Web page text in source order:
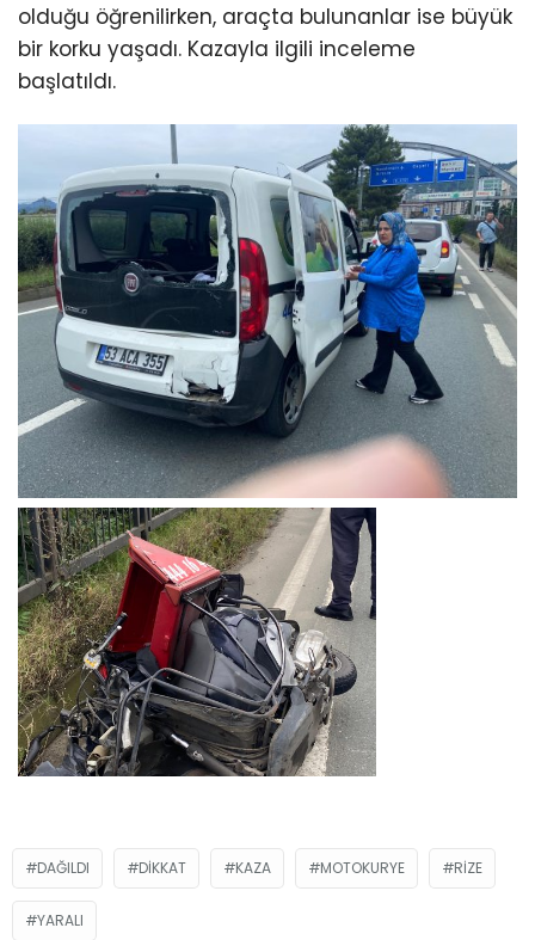
olduğu öğrenilirken, araçta bulunanlar ise büyük
bir korku yaşadı. Kazayla ilgili inceleme
başlatıldı.
DAĞILDI DIKKAT KAZA MOTOKURYE RIZE
YARALI